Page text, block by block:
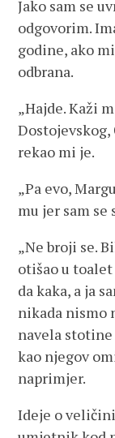
Jako sam se
odgovorim.
godine, ako
odbrana.
„Hajde. Kaži
Dostojevskog,
rekao mi je.
„Pa evo,
mu jer sam
„Ne broji se.
otišao u
da kaka, a ja
nikada nismo
navela
kao njegov
naprimjer.
Ideje o